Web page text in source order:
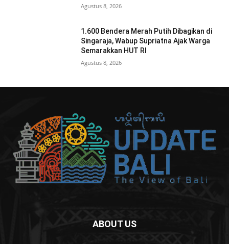
Agustus 8, 2026
1.600 Bendera Merah Putih Dibagikan di
Singaraja, Wabup Supriatna Ajak Warga
Semarakkan HUT RI
Agustus 8, 2026
ABOUT US